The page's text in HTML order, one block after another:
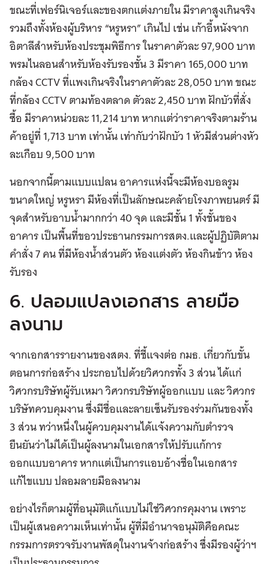
ขณะที่เฟอร์นิเจอร์และของตกแต่งภายใน มีราคาสูงเกินจริง
รวมถึงทั้งห้องผู้บริหาร “หรูหรา” เกินไป เช่น เก้าอี้หนังจาก
อิตาลีสำหรับห้องประชุมพิธีการ ในราคาตัวละ 97,900 บาท
พรมไนลอนสำหรับห้องรับรองชั้น 3 มีราคา 165,000 บาท
กล้อง CCTV ที่แพงเกินจริงในราคาตัวละ 28,050 บาท ขณะ
ที่กล้อง CCTV ตามท้องตลาด ตัวละ 2,450 บาท ฝักบัวที่สั่ง
ซื้อ มีราคาหน่วยละ 11,214 บาท หากแต่ว่าราคาจริงตามร้าน
ค้าอยู่ที่ 1,713 บาท เท่านั้น เท่ากับว่าฝักบัว 1 หัวมีส่วนต่างหัว
ละเกือบ 9,500 บาท
นอกจากนี้ตามแบบแปลน อาคารแห่งนี้จะมีห้องบอลรูม
ขนาดใหญ่ หรูหรา มีห้องที่เป็นลักษณะคล้ายโรงภาพยนตร์ มี
จุดสำหรับอาบน้ำมากกว่า 40 จุด และมีชั้น 1 ทั้งชั้นของ
อาคาร เป็นพื้นที่ขอวประธานกรรมการสตง.และผู้ปฏิบัติตาม
คำสั่ง 7 คน ที่มีห้องน้ำส่วนตัว ห้องแต่งตัว ห้องกินข้าว ห้อง
รับรอง
6. ปลอมแปลงเอกสาร ลายมือ
ลงนาม
จากเอกสารรายงานของสตง. ที่ชี้แจงต่อ กมธ. เกี่ยวกับขั้น
ตอนการก่อสร้าง ประกอบไปด้วยวิศวกรทั้ง 3 ส่วน ได้แก่
วิศวกรบริษัทผู้รับเหมา วิศวกรบริษัทผู้ออกแบบ และ วิศวกร
บริษัทควบคุมงาน ซึ่งมีชื่อและลายเซ็นรับรองร่วมกันของทั้ง
3 ส่วน ทว่าหนึ่งในผู้ควบคุมงานได้แจ้งความกับตำรวจ
ยืนยันว่าไม่ได้เป็นผู้ลงนามในเอกสารให้ปรับแก้การ
ออกแบบอาคาร หากแต่เป็นการแอบอ้างชื่อในเอกสาร
แก้ไขแบบ ปลอมลายมือลงนาม
อย่างไรก็ตามผู้ที่อนุมัติแก้แบบไม่ใช่วิศวกรคุมงาน เพราะ
เป็นผู้เสนอความเห็นเท่านั้น ผู้ที่มีอำนาจอนุมัติคือคณะ
กรรมการตรวจรับงานพัสดุในงานจ้างก่อสร้าง ซึ่งมีรองผู้ว่าฯ